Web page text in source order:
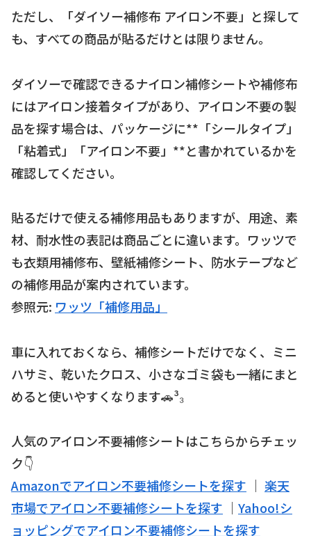
ただし、「ダイソー補修布 アイロン不要」と探して
も、すべての商品が貼るだけとは限りません。
ダイソーで確認できるナイロン補修シートや補修布
にはアイロン接着タイプがあり、アイロン不要の製
品を探す場合は、パッケージに**「シールタイプ」
「粘着式」「アイロン不要」**と書かれているかを
確認してください。
貼るだけで使える補修用品もありますが、用途、素
材、耐水性の表記は商品ごとに違います。ワッツで
も衣類用補修布、壁紙補修シート、防水テープなど
の補修用品が案内されています。
参照元: ワッツ「補修用品」
車に入れておくなら、補修シートだけでなく、ミニ
ハサミ、乾いたクロス、小さなゴミ袋も一緒にまと
めると使いやすくなります🚗³₃
人気のアイロン不要補修シートはこちらからチェッ
ク👇
Amazonでアイロン不要補修シートを探す ｜ 楽天
市場でアイロン不要補修シートを探す ｜ Yahoo!シ
ョッピングでアイロン不要補修シートを探す